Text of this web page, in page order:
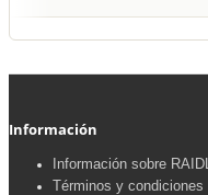
Información
Información sobre
Términos y condiciones